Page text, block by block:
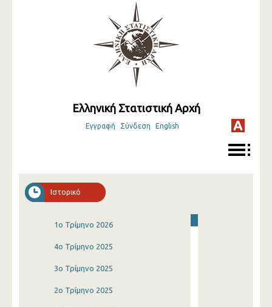
Ελληνική Στατιστική Αρχή
Εγγραφή Σύνδεση English
Ιστορικό
1o Τρίμηνο 2026
4o Τρίμηνο 2025
3o Τρίμηνο 2025
2o Τρίμηνο 2025